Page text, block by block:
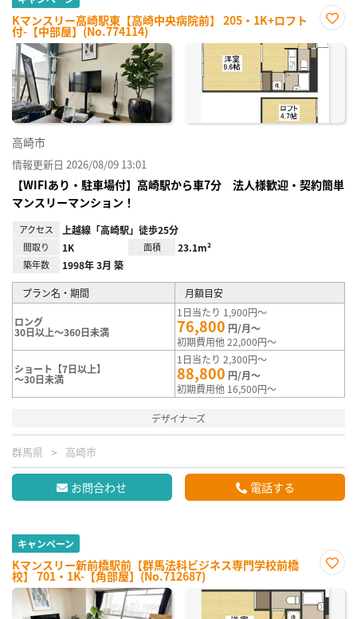
Kマンスリー高崎駅東【高崎中央病院前】 205・1K+ロフト
付-【中部屋】(No.774114)
に入
高崎市
情報更新日 2026/08/09 13:01
【WIFIあり・駐車場付】高崎駅から車7分 法人様歓迎・契約簡単
マンスリーマンション！
アクセス 上越線「高崎駅」徒歩25分
間取り 1K 面積 23.1m²
築年数 1998年 3月 築
プラン名・期間 月額目安
ロング
30日以上～360日未満
1日当たり 1,900円～
76,800 円/月～
初期費用他 22,000円～
ショート【7日以上】
～30日未満
1日当たり 2,300円～
88,800 円/月～
初期費用他 16,500円～
デザイナーズ
群馬県 高崎市
お問合わせ 電話する
キャンペーン
Kマンスリー新前橋駅前【群馬法科ビジネス専門学校前橋
校】 701・1K-【角部屋】(No.712687)
に入
り登
録